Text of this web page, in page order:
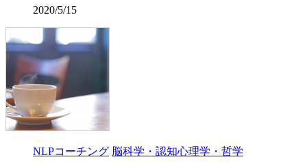
2020/5/15
NLPコーチング 脳科学・認知心理学・哲学